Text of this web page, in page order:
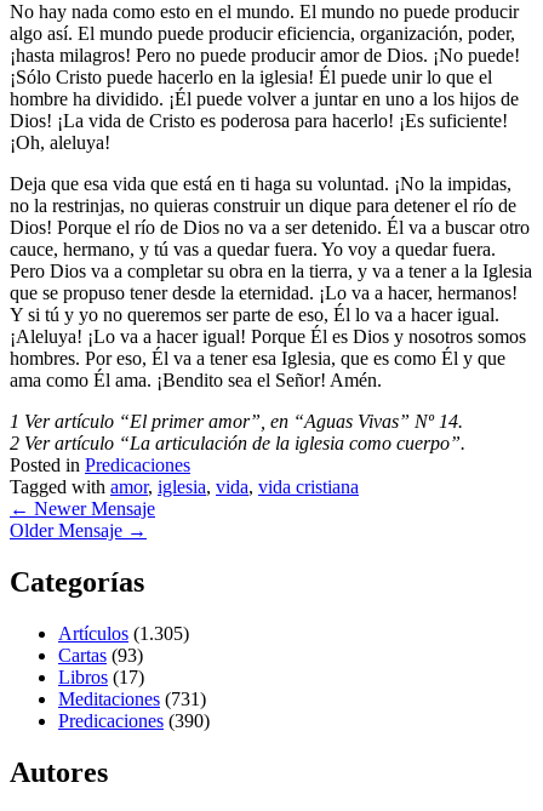
No hay nada como esto en el mundo. El mundo no puede producir
algo así. El mundo puede producir eficiencia, organización, poder,
¡hasta milagros! Pero no puede producir amor de Dios. ¡No puede!
¡Sólo Cristo puede hacerlo en la iglesia! Él puede unir lo que el
hombre ha dividido. ¡Él puede volver a juntar en uno a los hijos de
Dios! ¡La vida de Cristo es poderosa para hacerlo! ¡Es suficiente!
¡Oh, aleluya!
Deja que esa vida que está en ti haga su voluntad. ¡No la impidas,
no la restrinjas, no quieras construir un dique para detener el río de
Dios! Porque el río de Dios no va a ser detenido. Él va a buscar otro
cauce, hermano, y tú vas a quedar fuera. Yo voy a quedar fuera.
Pero Dios va a completar su obra en la tierra, y va a tener a la Iglesia
que se propuso tener desde la eternidad. ¡Lo va a hacer, hermanos!
Y si tú y yo no queremos ser parte de eso, Él lo va a hacer igual.
¡Aleluya! ¡Lo va a hacer igual! Porque Él es Dios y nosotros somos
hombres. Por eso, Él va a tener esa Iglesia, que es como Él y que
ama como Él ama. ¡Bendito sea el Señor! Amén.
1 Ver artículo “El primer amor”, en “Aguas Vivas” Nº 14.
2 Ver artículo “La articulación de la iglesia como cuerpo”.
Posted in Predicaciones
Tagged with amor, iglesia, vida, vida cristiana
← Newer Mensaje
Older Mensaje →
Categorías
Artículos (1.305)
Cartas (93)
Libros (17)
Meditaciones (731)
Predicaciones (390)
Autores